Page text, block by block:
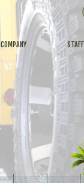
COMPANY STAFF